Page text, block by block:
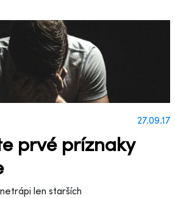
27.09.17
prvé príznaky
len starších